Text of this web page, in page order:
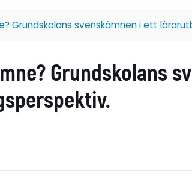
Grundskolans svenskämnen i ett
Grundskolans